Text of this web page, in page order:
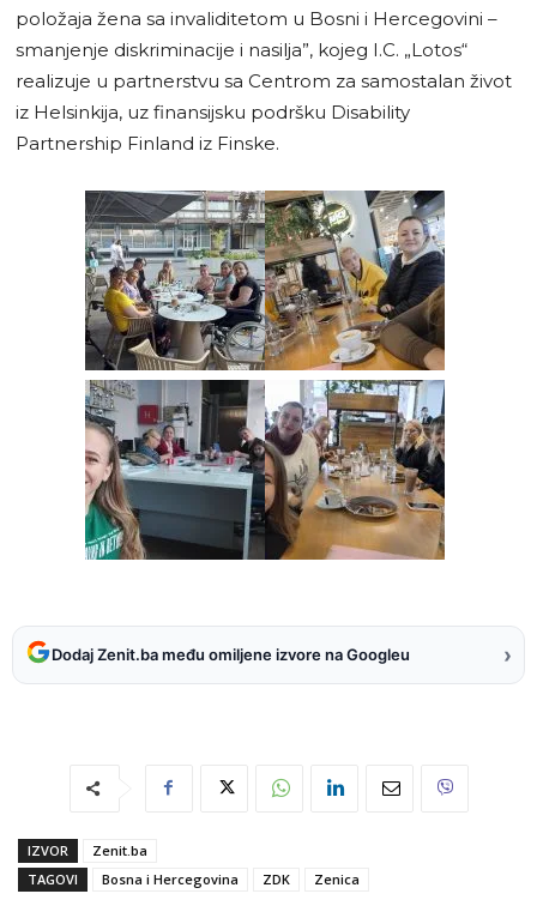
položaja žena sa invaliditetom u Bosni i Hercegovini –
smanjenje diskriminacije i nasilja”, kojeg I.C. „Lotos“
realizuje u partnerstvu sa Centrom za samostalan život
iz Helsinkija, uz finansijsku podršku Disability
Partnership Finland iz Finske.
Dodaj Zenit.ba među omiljene izvore na Googleu ›
IZVOR
Zenit.ba
TAGOVI
Bosna i Hercegovina ZDK Zenica